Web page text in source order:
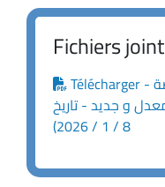
Fichiers
Télécharger - نموذج دفتر شروط مناقصة
و جديد - تاريخ
8 / 1 / 2026)